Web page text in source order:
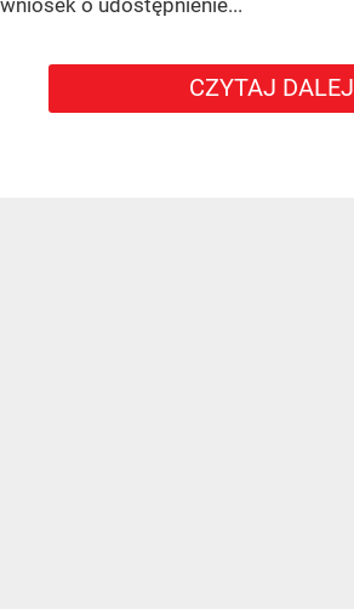
wniosek o udostępnienie...
CZYTAJ DALEJ